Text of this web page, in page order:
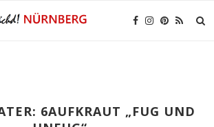
6AUFKRAUT „FUG UND